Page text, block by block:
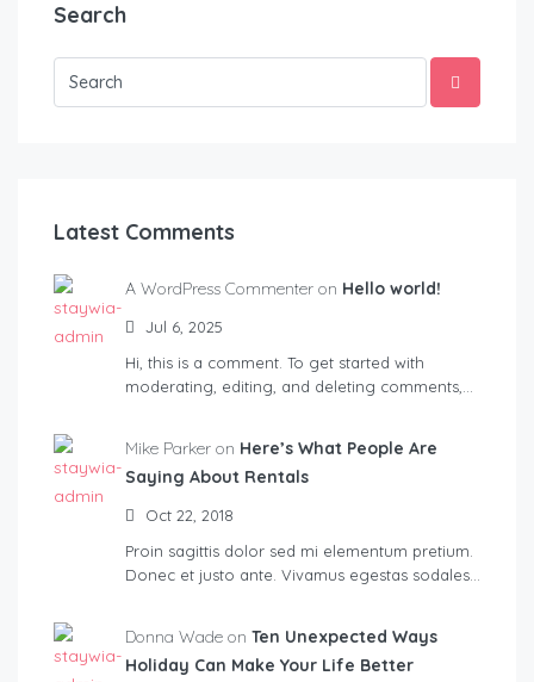
Search
Latest Comments
A WordPress Commenter on Hello world!
Jul 6, 2025
Hi, this is a comment. To get started with
moderating, editing, and deleting comments,…
Mike Parker on Here’s What People Are
Saying About Rentals
Oct 22, 2018
Proin sagittis dolor sed mi elementum pretium.
Donec et justo ante. Vivamus egestas sodales…
Donna Wade on Ten Unexpected Ways
Holiday Can Make Your Life Better